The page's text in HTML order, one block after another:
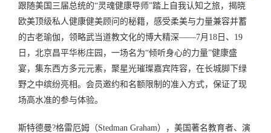
跟随美国三届总统的“灵魂健康导师”踏上自我认知之旅，揭晓
欧美顶级私人健康健美顾问的秘籍，感受柔美与力量兼容并蓄
的古老瑜伽，领略武当道教文化的博大精深——7月18日、19
日，北京昌平华彬庄园，一场名为“倾听身心的力量”健康盛
宴，集东西方多元元素，聚星光璀璨嘉宾阵容，在长城脚下绿
野之中缤纷亮相。会员邀约和名额限制的准入方式，保证了现
场高水准的参与体验。
斯特德曼?格雷厄姆（Stedman Graham），美国著名教育者、演